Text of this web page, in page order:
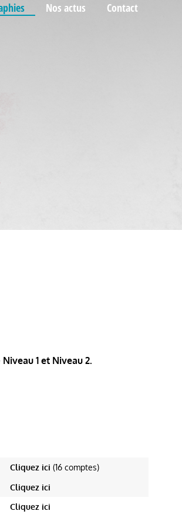
Nos actus Contact
Niveau 1 et Niveau 2.
VIDÉO
Cliquez ici (16 comptes)
Cliquez ici
Cliquez ici